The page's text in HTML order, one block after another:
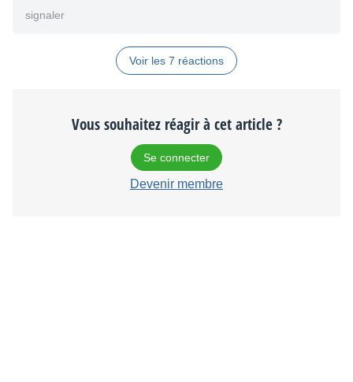
signaler
Voir les 7 réactions
Vous souhaitez réagir à cet article ?
Se connecter
Devenir membre